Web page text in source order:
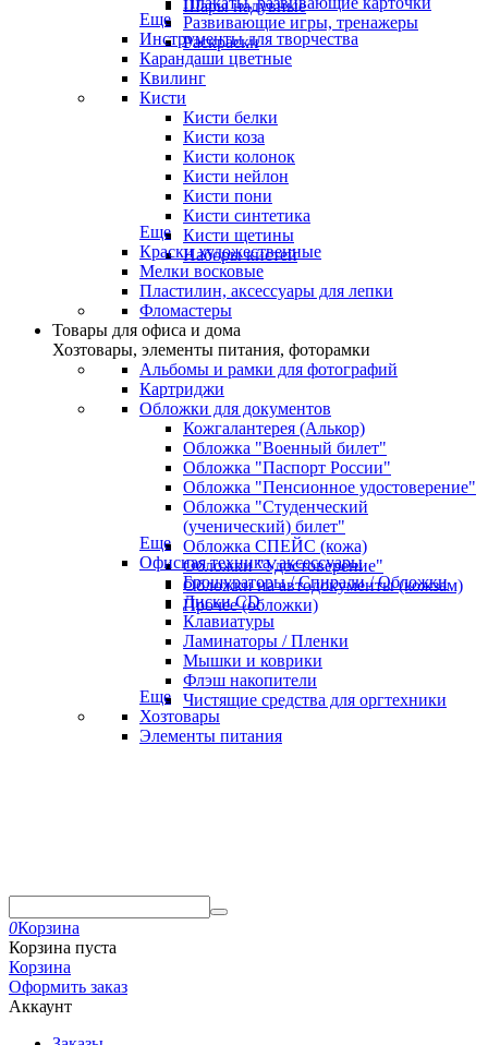
Шары надувные
Развивающие игры, тренажеры
Раскраски
Еще
Инструменты для творчества
Карандаши цветные
Квилинг
Кисти
Кисти белки
Кисти коза
Кисти колонок
Кисти нейлон
Кисти пони
Кисти синтетика
Кисти щетины
Наборы кистей
Еще
Краски художественные
Мелки восковые
Пластилин, аксессуары для лепки
Фломастеры
Товары для офиса и дома
Хозтовары, элементы питания, фоторамки
Альбомы и рамки для фотографий
Картриджи
Обложки для документов
Кожгалантерея (Алькор)
Обложка "Военный билет"
Обложка "Паспорт России"
Обложка "Пенсионное удостоверение"
Обложка "Студенческий
(ученический) билет"
Обложка СПЕЙС (кожа)
Обложки "Удостоверение"
Обложки на автодокументы (кожзам)
Прочее (обложки)
Еще
Офисная техника, аксессуары
Брошураторы / Спирали / Обложки
Диски CD
Клавиатуры
Ламинаторы / Пленки
Мышки и коврики
Флэш накопители
Чистящие средства для оргтехники
Еще
Хозтовары
Элементы питания
0Корзина
Корзина пуста
Корзина
Оформить заказ
Аккаунт